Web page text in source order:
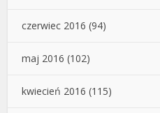
czerwiec 2016 (94)
maj 2016 (102)
kwiecień 2016 (115)